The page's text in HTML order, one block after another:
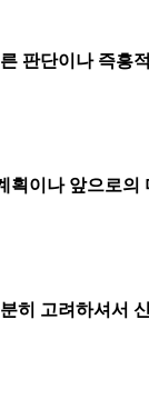
판단이나 즉흥
획이나 앞으로의
히 고려하셔서